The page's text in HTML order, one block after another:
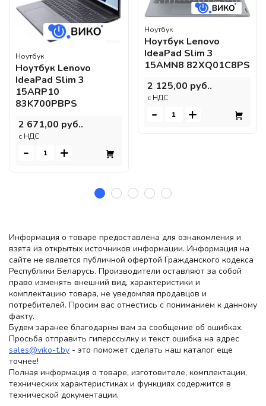
Ноутбук
Ноутбук Lenovo
IdeaPad Slim 3
15ARP10
83K700PBPS
2 671,00 руб..
c НДС
- +
Ноутбук
Ноутбук Lenovo
IdeaPad Slim 3
15AMN8 82XQ01C8PS
2 125,00 руб..
c НДС
- +
Информация о товаре предоставлена для ознакомления и
взята из открытых источников информации. Информация на
сайте не является публичной офертой Гражданского кодекса
Республики Беларусь. Производители оставляют за собой
право изменять внешний вид, характеристики и
комплектацию товара, не уведомляя продавцов и
потребителей. Просим вас отнестись с пониманием к данному
факту.
Будем заранее благодарны вам за сообщение об ошибках.
Просьба отправить гиперссылку и текст ошибка на адрес
sales@viko-t.by - это поможет сделать наш каталог еще
точнее!
Полная информация о товаре, изготовителе, комплектации,
технических характеристиках и функциях содержится в
технической документации.